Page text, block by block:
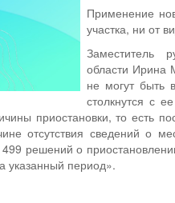
Применение
участка, ни от
Заместитель
области Ирина
не могут быть
столкнутся с
приостановки, то есть
отсутствия сведений о
решений о
указанный период».